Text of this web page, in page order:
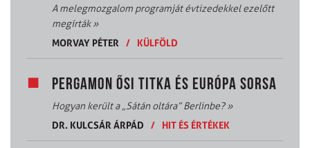
A melegmozgalom programját évtizedekkel ezelőtt
megírták»
MORVAY PÉTER
/ KÜLFÖLD
PERGAMON ŐSI TITKA ÉS EURÓPA SORSA
Hogyan került a „Sátán oltára” Berlinbe?»
DR. KULCSÁR ÁRPÁD
/ HIT ÉS ÉRTÉKEK